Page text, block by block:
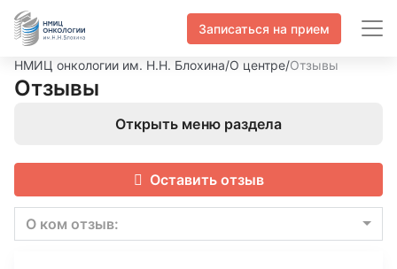
Записаться на прием
НМИЦ онкологии им. Н.Н. Блохина/О центре/Отзывы
Отзывы
Открыть меню раздела
Оставить отзыв
О ком отзыв: